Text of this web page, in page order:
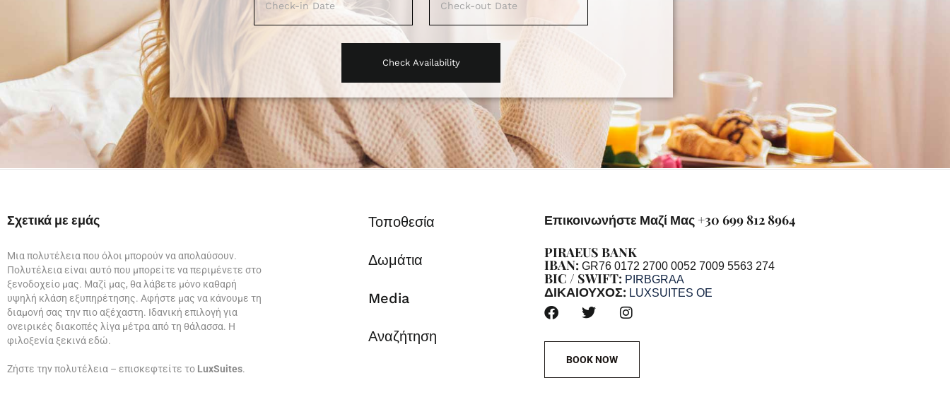
Σχετικά με εμάς
Μια πολυτέλεια που όλοι μπορούν να απολαύσουν.
Πολυτέλεια είναι αυτό που μπορείτε να περιμένετε στο
ξενοδοχείο μας. Μαζί μας, θα λάβετε μόνο καθαρή
υψηλή κλάση εξυπηρέτησης. Αφήστε μας να κάνουμε τη
διαμονή σας την πιο αξέχαστη. Ιδανική επιλογή για
ονειρικές διακοπές λίγα μέτρα από τη θάλασσα. Η
φιλοξενία ξεκινά εδώ.
Ζήστε την πολυτέλεια – επισκεφτείτε το LuxSuites.
Τοποθεσία
Δωμάτια
Media
Αναζήτηση
Επικοινωνήστε Μαζί Μας +30 699 812 8964
PIRAEUS BANK
IBAN: GR76 0172 2700 0052 7009 5563 274
BIC / SWIFT: PIRBGRAA
ΔΙΚΑΙΟΥΧΟΣ: LUXSUITES OE
BOOK NOW